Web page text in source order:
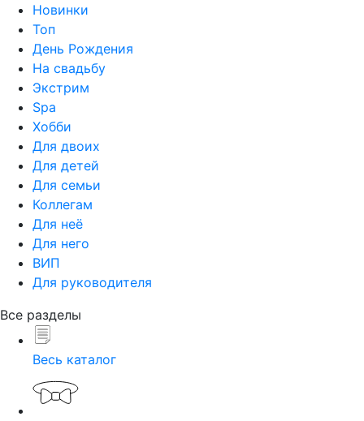
Новинки
Топ
День Рождения
На свадьбу
Экстрим
Spa
Хобби
Для двоих
Для детей
Для семьи
Коллегам
Для неё
Для него
ВИП
Для руководителя
Все разделы
Весь каталог